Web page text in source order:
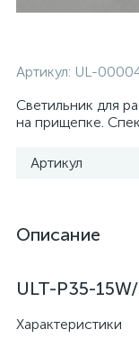
Артикул: UL-
Светильник для
на прищепке.
Артикул
Описание
ULT-P35-
Характеристики